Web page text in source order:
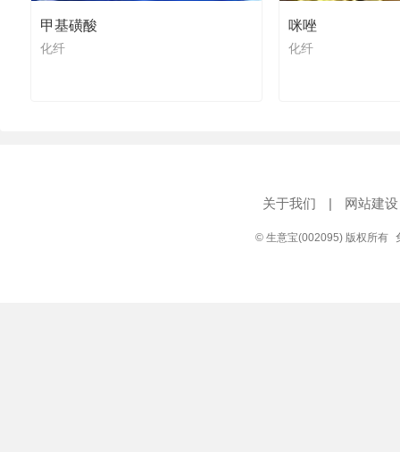
甲基磺酸
化纤
咪唑
化纤
关于我们 | 网站建设
© 生意宝(002095) 版权所有